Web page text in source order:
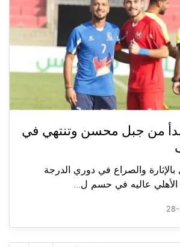
من جبل محسن وتنتهي في
والصراع في دوري الدرجة
الأهلي عاليه في حسم ل...